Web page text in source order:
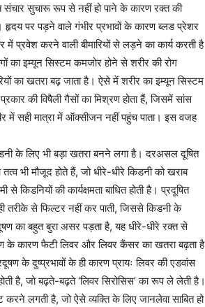
सुचारू रूप से नहीं हो पाने के कारण रक्त की
पर पड़ने वाले गंभीर प्रभावों के कारण ब्लड प्रेशर
में प्रवेश करने वाली बीमारियों से लड़ने का कार्य करती है
का इम्यून सिस्टम कमजोर होने से शरीर की रोग
का खतरा बढ़ जाता है। ऐसे में शरीर का इम्यून सिस्टम
की विषैली गैसों का मिश्रण होता हैं, जिसमें सांस
में सही मात्रा में ऑक्सीजन नहीं पहुंच पाता। इस वजह
के लिए भी बड़ा खतरा बनने लगा है। दरअसल दूषित
भी मौजूद होते हैं, जो धीरे-धीरे किडनी को खराब
की कार्यक्षमता बाधित होती है। प्रदूषित
तरीके से फिल्टर नहीं कर पाती, जिससे किडनी के
का बहुत बुरा असर पड़ता है, यह धीरे-धीरे रक्त से
के कारण फैटी लिवर और लिवर कैंसर का खतरा बढ़ता है
के दुष्प्रभावों के ही कारण प्रायः लिवर की एडवांस
होती है, जो बढ़ते-बढ़ते ‘लिवर सिरोसिस’ का रूप ले लेती है।
करने लगती है, जो ऐसे व्यक्ति के लिए जानलेवा साबित हो